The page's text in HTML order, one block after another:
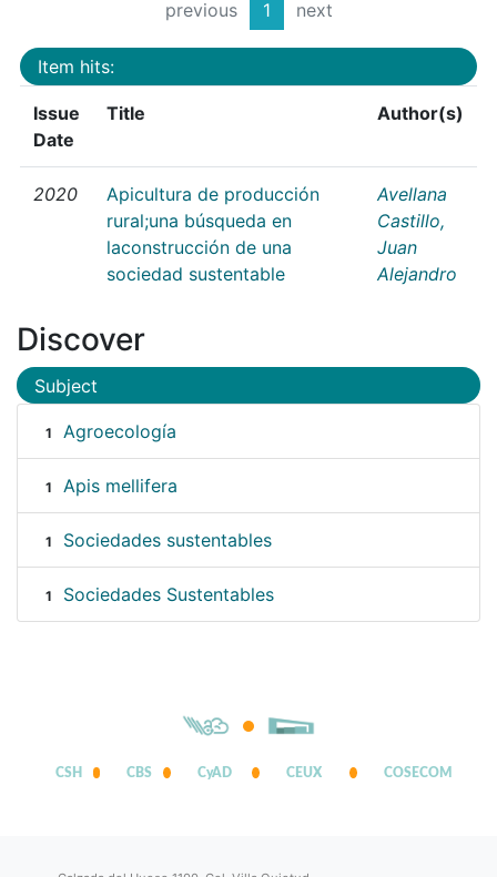
previous 1 next
Item hits:
Issue
Date
Title Author(s)
2020
Apicultura de producción
rural;una búsqueda en
laconstrucción de una
sociedad sustentable
Avellana
Castillo,
Juan
Alejandro
Discover
Subject
1 Agroecología
1 Apis mellifera
1 Sociedades sustentables
1 Sociedades Sustentables
CSH CBS CyAD CEUX COSECOM